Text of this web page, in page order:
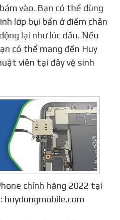
vào. Bạn có thể dùng
lớp bụi bẩn ở điểm chân
lại như lúc đầu. Nếu
có thể mang đến Huy
viên tại đây vệ sinh
chính hãng 2022 tại
huydungmobile.com